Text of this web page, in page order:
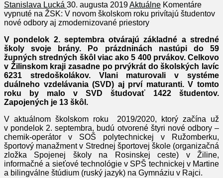
Stanislava Lucká 30. augusta 2019Aktuálne Komentáre
vypnuté na ŽSK: V novom školskom roku privítajú študentov
nové odbory aj zmodernizované priestory
V pondelok 2. septembra otvárajú základné a stredné
školy svoje brány. Po prázdninách nastúpi do 59
župných stredných škôl viac ako 5 400 prvákov. Celkovo
v Žilinskom kraji zasadne po prvýkrát do školských lavíc
6231 stredoškolákov. Vlani maturovali v systéme
duálneho vzdelávania (SVD) aj prví maturanti. V tomto
roku by malo v SVD študovať 1422 študentov.
Zapojených je 13 škôl.
V aktuálnom školskom roku 2019/2020, ktorý začína už
v pondelok 2. septembra, budú otvorené štyri nové odbory –
chemik-operátor v SOŠ polytechnickej v Ružomberku,
športový manažment v Strednej športovej škole (organizačná
zložka Spojenej školy na Rosinskej ceste) v Žiline,
informačné a sieťové technológie v SPŠ technickej v Martine
a bilingválne štúdium (ruský jazyk) na Gymnáziu v Rajci.